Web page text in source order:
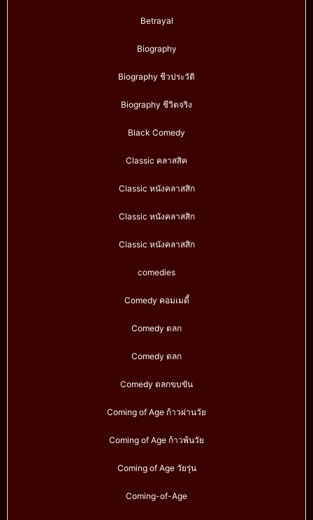
Betrayal
Biography
Biography ชีวประวัติ
Biography ชีวิตจริง
Black Comedy
Classic คลาสสิค
Classic หนังคลาสสิก
Classic หนังคลาสสิก
Classic หนังคลาสสิก
comedies
Comedy คอมเมดี้
Comedy ตลก
Comedy ตลก
Comedy ตลกขบขัน
Coming of Age ก้าวผ่านวัย
Coming of Age ก้าวพ้นวัย
Coming of Age วัยรุ่น
Coming-of-Age